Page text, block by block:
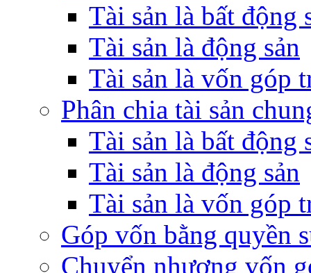
Tài sản là bất động
Tài sản là động sản
Tài sản là vốn góp
Phân chia tài sản
Tài sản là bất động
Tài sản là động sản
Tài sản là vốn góp
Góp vốn bằng quyền
Chuyển nhượng vốn